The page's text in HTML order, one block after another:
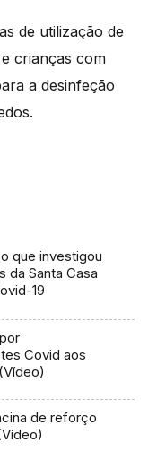
de utilização de
crianças com
a desinfeção
que investigou
da Santa Casa
19
Covid aos
de reforço
a Covid-19 (Vídeo)